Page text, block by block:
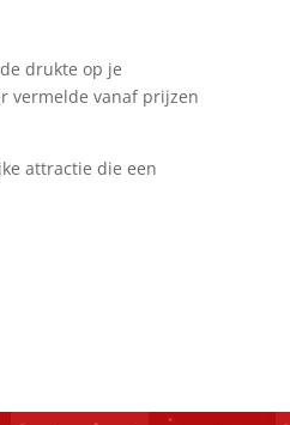
drukte op je
vermelde vanaf prijzen
attractie die een